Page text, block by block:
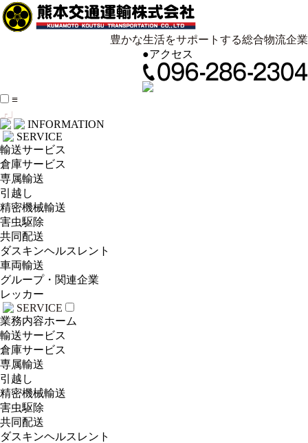
豊かな生活をサポートする総合物流企業
●アクセス
≡
INFORMATION
SERVICE
輸送サービス
倉庫サービス
専属輸送
引越し
精密機械輸送
害虫駆除
共同配送
ダスキンヘルスレント
車両輸送
グループ・関連企業
レッカー
SERVICE
業務内容ホーム
輸送サービス
倉庫サービス
専属輸送
引越し
精密機械輸送
害虫駆除
共同配送
ダスキンヘルスレント